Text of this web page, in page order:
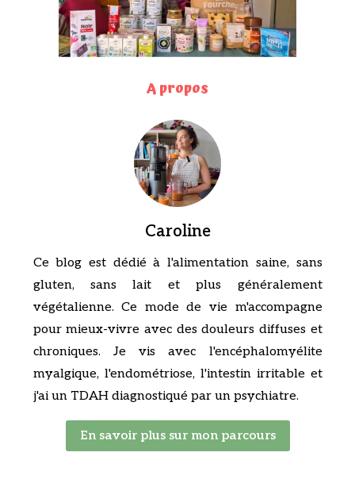
A propos
Caroline
Ce blog est dédié à l'alimentation saine, sans
gluten, sans lait et plus généralement
végétalienne. Ce mode de vie m'accompagne
pour mieux-vivre avec des douleurs diffuses et
chroniques. Je vis avec l'encéphalomyélite
myalgique, l'endométriose, l'intestin irritable et
j'ai un TDAH diagnostiqué par un psychiatre.
En savoir plus sur mon parcours